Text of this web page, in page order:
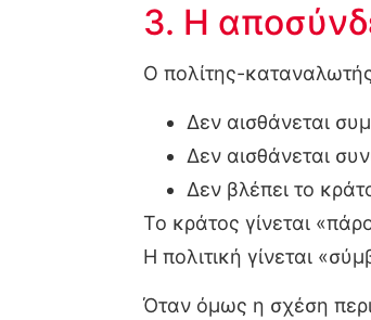
3. Η
Ο πολίτης-
Δεν αισθάνεται
Δεν αισθάνεται
Δεν βλέπει το
Το κράτος γίνεται
Η πολιτική γίνεται
Όταν όμως η σχέση